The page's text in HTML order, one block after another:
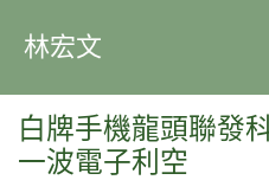
林宏文
白牌手機龍頭聯發
一波電子利空